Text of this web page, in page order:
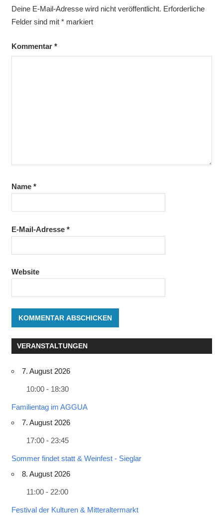
Deine E-Mail-Adresse wird nicht veröffentlicht. Erforderliche
Felder sind mit *markiert
Kommentar *
Name *
E-Mail-Adresse *
Website
VERANSTALTUNGEN
7. August 2026
10:00 - 18:30
Familientag im AGGUA
7. August 2026
17:00 - 23:45
Sommer findet statt & Weinfest - Sieglar
8. August 2026
11:00 - 22:00
Festival der Kulturen & Mitteraltermarkt